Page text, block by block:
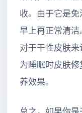
收。由于它是
早上再正常清洁
对于干性皮肤
为睡眠时皮肤
养效果。